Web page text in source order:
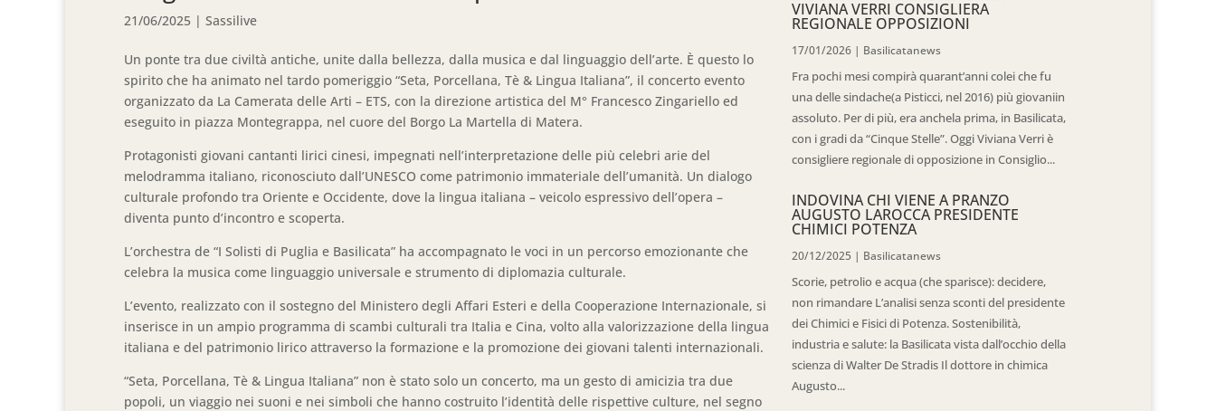
21/06/2025 | Sassilive
Un ponte tra due civiltà antiche, unite dalla bellezza, dalla musica e dal linguaggio dell’arte. È questo lo
spirito che ha animato nel tardo pomeriggio “Seta, Porcellana, Tè & Lingua Italiana”, il concerto evento
organizzato da La Camerata delle Arti – ETS, con la direzione artistica del M° Francesco Zingariello ed
eseguito in piazza Montegrappa, nel cuore del Borgo La Martella di Matera.
Protagonisti giovani cantanti lirici cinesi, impegnati nell’interpretazione delle più celebri arie del
melodramma italiano, riconosciuto dall’UNESCO come patrimonio immateriale dell’umanità. Un dialogo
culturale profondo tra Oriente e Occidente, dove la lingua italiana – veicolo espressivo dell’opera –
diventa punto d’incontro e scoperta.
L’orchestra de “I Solisti di Puglia e Basilicata” ha accompagnato le voci in un percorso emozionante che
celebra la musica come linguaggio universale e strumento di diplomazia culturale.
L’evento, realizzato con il sostegno del Ministero degli Affari Esteri e della Cooperazione Internazionale, si
inserisce in un ampio programma di scambi culturali tra Italia e Cina, volto alla valorizzazione della lingua
italiana e del patrimonio lirico attraverso la formazione e la promozione dei giovani talenti internazionali.
“Seta, Porcellana, Tè & Lingua Italiana” non è stato solo un concerto, ma un gesto di amicizia tra due
popoli, un viaggio nei suoni e nei simboli che hanno costruito l’identità delle rispettive culture, nel segno
VIVIANA VERRI CONSIGLIERA
REGIONALE OPPOSIZIONI
17/01/2026 | Basilicatanews
Fra pochi mesi compirà quarant’anni colei che fu
una delle sindache(a Pisticci, nel 2016) più giovaniin
assoluto. Per di più, era anchela prima, in Basilicata,
con i gradi da “Cinque Stelle”. Oggi Viviana Verri è
consigliere regionale di opposizione in Consiglio...
INDOVINA CHI VIENE A PRANZO
AUGUSTO LAROCCA PRESIDENTE
CHIMICI POTENZA
20/12/2025 | Basilicatanews
Scorie, petrolio e acqua (che sparisce): decidere,
non rimandare L’analisi senza sconti del presidente
dei Chimici e Fisici di Potenza. Sostenibilità,
industria e salute: la Basilicata vista dall’occhio della
scienza di Walter De Stradis Il dottore in chimica
Augusto...